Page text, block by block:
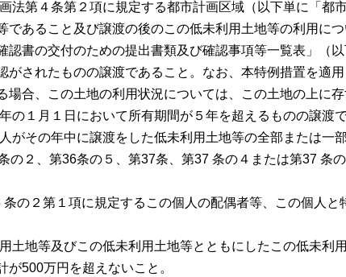
法第４条第２項に規定する都市計画区域（以下単に「都
であること及び譲渡の後のこの低未利用土地等の利用に
認書の交付のための提出書類及び確認事項等一覧表」（
がされたものの譲渡であること。なお、本特例措置を適
場合、この土地の利用状況については、この土地の上に
の１月１日において所有期間が５年を超えるものの譲渡で
がその年中に譲渡をした低未利用土地等の全部または一
の２、第36条の５、第37条、第37 条の４または第37 条
条の２第１項に規定するこの個人の配偶者等、この個人
土地等及びこの低未利用土地等とともにしたこの低未利
が500万円を超えないこと。